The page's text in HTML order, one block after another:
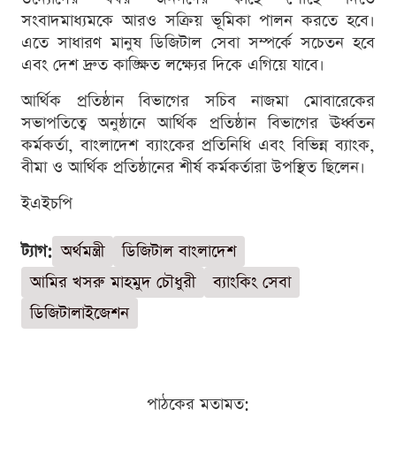
সংবাদমাধ্যমকে আরও সক্রিয় ভূমিকা পালন করতে হবে।
এতে সাধারণ মানুষ ডিজিটাল সেবা সম্পর্কে সচেতন হবে
এবং দেশ দ্রুত কাঙ্ক্ষিত লক্ষ্যের দিকে এগিয়ে যাবে।
আর্থিক প্রতিষ্ঠান বিভাগের সচিব নাজমা মোবারেকের
সভাপতিত্বে অনুষ্ঠানে আর্থিক প্রতিষ্ঠান বিভাগের ঊর্ধ্বতন
কর্মকর্তা, বাংলাদেশ ব্যাংকের প্রতিনিধি এবং বিভিন্ন ব্যাংক,
বীমা ও আর্থিক প্রতিষ্ঠানের শীর্ষ কর্মকর্তারা উপস্থিত ছিলেন।
ইএইচপি
ট্যাগ: অর্থমন্ত্রী
ডিজিটাল বাংলাদেশ
আমির খসরু মাহমুদ চৌধুরী
ব্যাংকিং সেবা
ডিজিটালাইজেশন
পাঠকের মতামত: